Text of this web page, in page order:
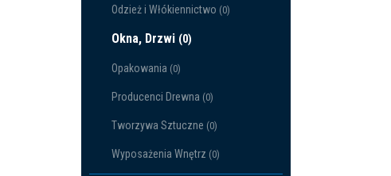
Odzież i Włókiennictwo (0)
Okna, Drzwi (0)
Opakowania (0)
Producenci Drewna (0)
Tworzywa Sztuczne (0)
Wyposażenia Wnętrz (0)